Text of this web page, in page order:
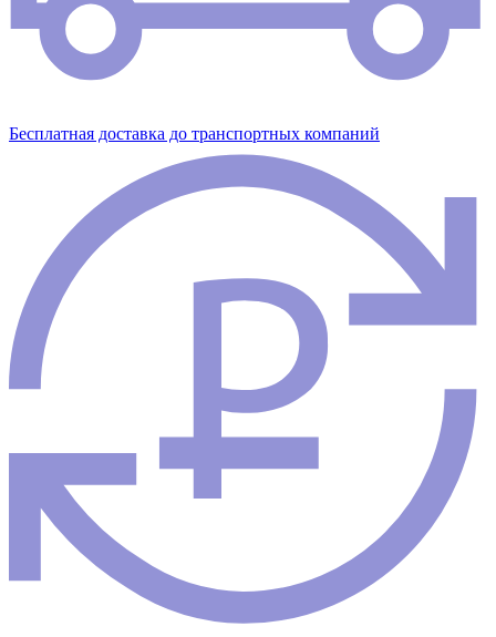
Бесплатная доставка до транспортных компаний